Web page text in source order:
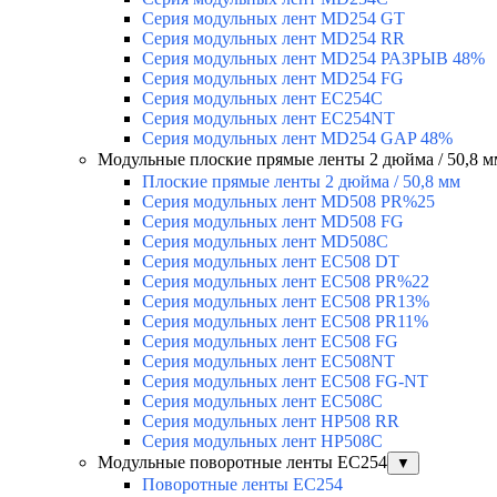
Серия модульных лент MD254 GT
Серия модульных лент MD254 RR
Серия модульных лент MD254 РАЗРЫВ 48%
Серия модульных лент MD254 FG
Серия модульных лент EC254C
Серия модульных лент EC254NT
Серия модульных лент MD254 GAP 48%
Модульные плоские прямые ленты 2 дюйма / 50,8
Плоские прямые ленты 2 дюйма / 50,8 мм
Серия модульных лент MD508 PR%25
Серия модульных лент MD508 FG
Серия модульных лент MD508C
Серия модульных лент EC508 DT
Серия модульных лент EC508 PR%22
Серия модульных лент EC508 PR13%
Серия модульных лент EC508 PR11%
Серия модульных лент EC508 FG
Серия модульных лент EC508NT
Серия модульных лент EC508 FG-NT
Серия модульных лент EC508C
Серия модульных лент HP508 RR
Серия модульных лент HP508C
Модульные поворотные ленты EC254
▼
Поворотные ленты EC254